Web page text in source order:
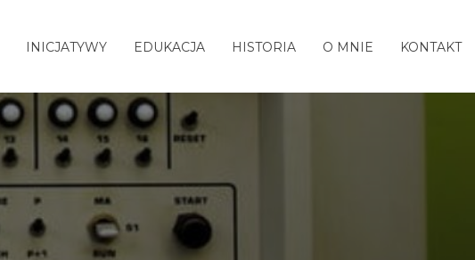
INICJATYWY EDUKACJA HISTORIA O MNIE KONTAKT